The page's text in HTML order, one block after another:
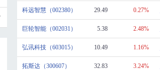
科远智慧（002380） 29.49 0.27%
巨轮智能（002031） 5.38 2.48%
弘讯科技（603015） 10.49 1.16%
拓斯达（300607） 32.83 3.24%